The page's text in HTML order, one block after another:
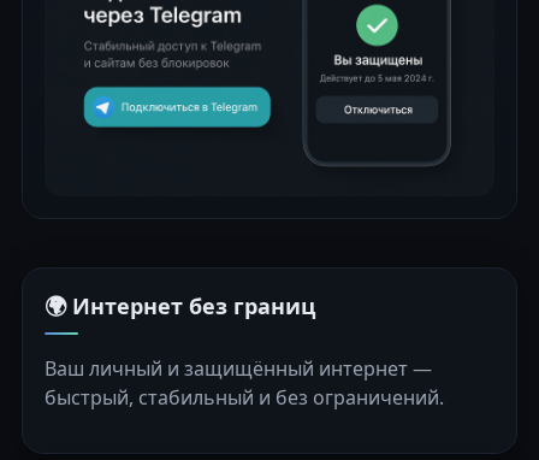
🌍 Интернет без границ
Ваш личный и защищённый интернет —
быстрый, стабильный и без ограничений.